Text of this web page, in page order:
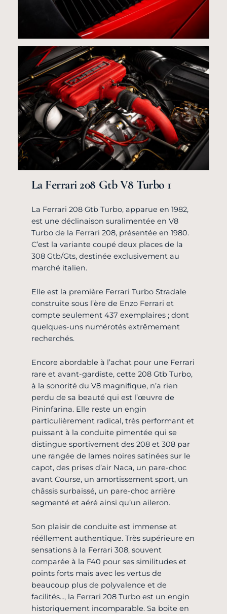
La Ferrari 208 Gtb V8 Turbo 1
La Ferrari 208 Gtb Turbo, apparue en 1982,
est une déclinaison suralimentée en V8
Turbo de la Ferrari 208, présentée en 1980.
C’est la variante coupé deux places de la
308 Gtb/Gts, destinée exclusivement au
marché italien.
Elle est la première Ferrari Turbo Stradale
construite sous l’ère de Enzo Ferrari et
compte seulement 437 exemplaires ; dont
quelques-uns numérotés extrêmement
recherchés.
Encore abordable à l’achat pour une Ferrari
rare et avant-gardiste, cette 208 Gtb Turbo,
à la sonorité du V8 magnifique, n’a rien
perdu de sa beauté qui est l’œuvre de
Pininfarina. Elle reste un engin
particulièrement radical, très performant et
puissant à la conduite pimentée qui se
distingue sportivement des 208 et 308 par
une rangée de lames noires satinées sur le
capot, des prises d’air Naca, un pare-choc
avant Course, un amortissement sport, un
châssis surbaissé, un pare-choc arrière
segmenté et aéré ainsi qu’un aileron.
Son plaisir de conduite est immense et
rééllement authentique. Très supérieure en
sensations à la Ferrari 308, souvent
comparée à la F40 pour ses similitudes et
points forts mais avec les vertus de
beaucoup plus de polyvalence et de
facilités…, la Ferrari 208 Turbo est un engin
historiquement incomparable. Sa boite en